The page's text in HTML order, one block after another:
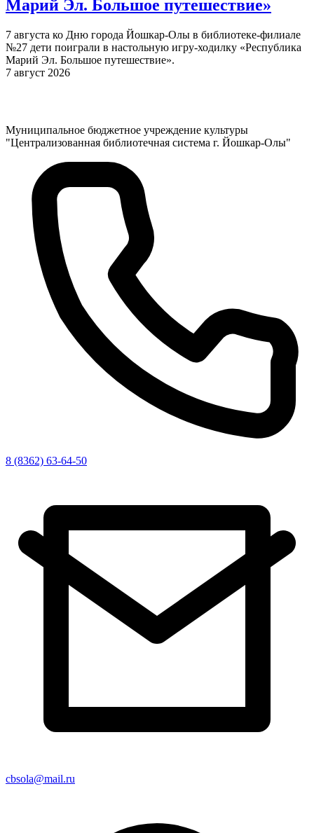
Марий Эл. Большое путешествие»
7 августа ко Дню города Йошкар-Олы в библиотеке-филиале
№27 дети поиграли в настольную игру-ходилку «Республика
Марий Эл. Большое путешествие».
7 август 2026
Муниципальное бюджетное учреждение культуры
"Централизованная библиотечная система г. Йошкар-Олы"
8 (8362) 63-64-50
cbsola@mail.ru